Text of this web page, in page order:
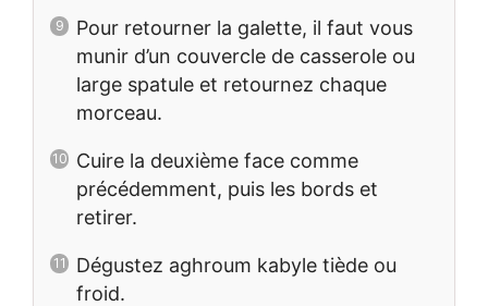
Pour retourner la galette, il faut vous
munir d’un couvercle de casserole ou
large spatule et retournez chaque
morceau.
Cuire la deuxième face comme
précédemment, puis les bords et
retirer.
Dégustez aghroum kabyle tiède ou
froid.